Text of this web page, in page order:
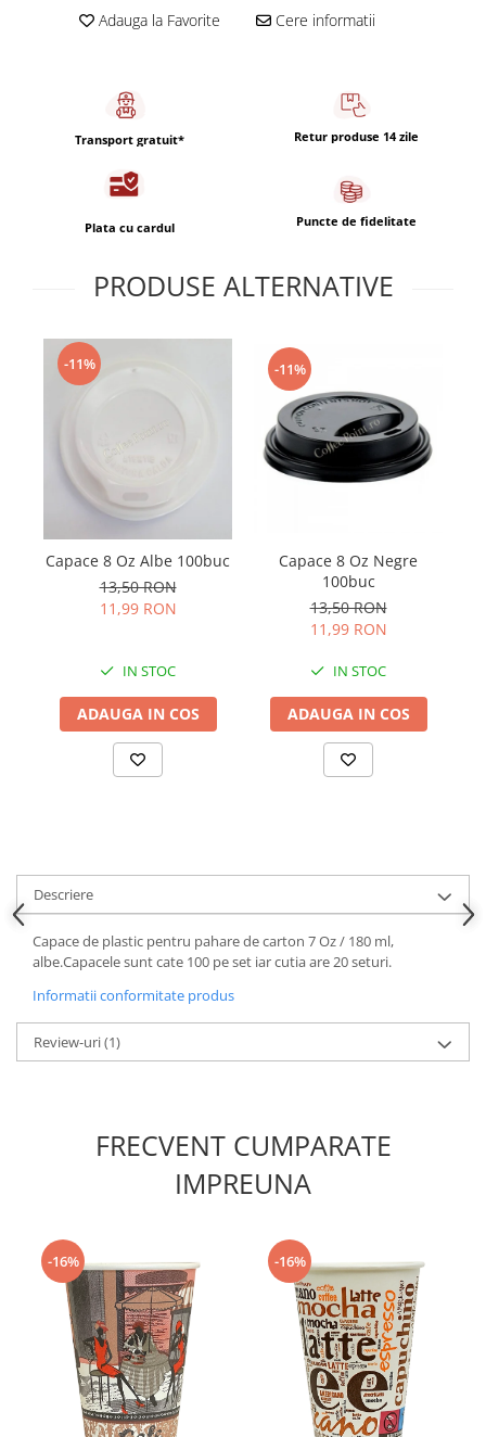
Adauga la Favorite Cere informatii
Transport gratuit* Retur produse 14 zile
Plata cu cardul Puncte de fidelitate
PRODUSE ALTERNATIVE
-11%
Capace 8 Oz Albe 100buc
13,50 RON
11,99 RON
IN STOC
ADAUGA IN COS
-11%
Capace 8 Oz Negre
100buc
13,50 RON
11,99 RON
IN STOC
ADAUGA IN COS
Descriere
Capace de plastic pentru pahare de carton 7 Oz / 180 ml,
albe.Capacele sunt cate 100 pe set iar cutia are 20 seturi.
Informatii conformitate produs
Review-uri(1)
FRECVENT CUMPARATE
IMPREUNA
-16% -16%